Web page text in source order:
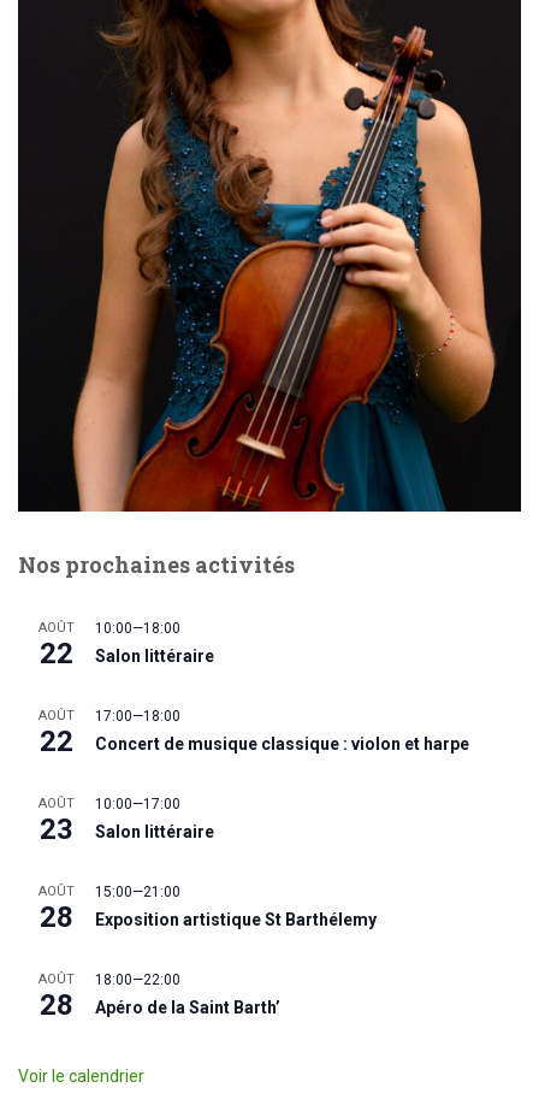
Nos prochaines activités
AOÛT
22
10:00—18:00
Salon littéraire
AOÛT
22
17:00—18:00
Concert de musique classique : violon et harpe
AOÛT
23
10:00—17:00
Salon littéraire
AOÛT
28
15:00—21:00
Exposition artistique St Barthélemy
AOÛT
28
18:00—22:00
Apéro de la Saint Barth’
Voir le calendrier